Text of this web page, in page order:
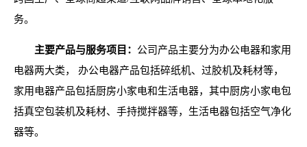
务。
主要产品与服务项目： 公司产品主要分为办公电器和家用
电器两大类， 办公电器产品包括碎纸机、过胶机及耗材等，
家用电器产品包括厨房小家电和生活电器，其中厨房小家电包
括真空包装机及耗材、手持搅拌器等，生活电器包括空气净化
器等。